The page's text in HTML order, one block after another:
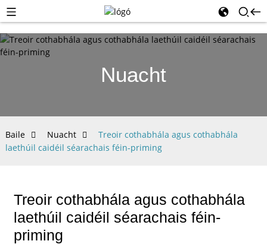
Nuacht
Baile Nuacht
Treoir cothabhála agus cothabhála
laethúil caidéil séarachais féin-priming
Treoir cothabhála agus cothabhála
laethúil caidéil séarachais féin-
priming